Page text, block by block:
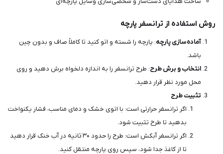
روش استفاده از ترانسفر پارچه
آماده‌سازی پارچه: پارچه را شسته و اتو کنید تا کاملاً صاف و بدون چین
باشد.
انتخاب و برش طرح: طرح ترانسفر را به اندازه دلخواه برش دهید و روی
محل مورد نظر قرار دهید.
تثبیت طرح
اگر ترانسفر حرارتی است: با اتوی خشک و دمای مناسب، فشار یکنواخت
بدهید تا طرح تثبیت شود.
اگر ترانسفر آبکش است: طرح را حدود ۳۰ ثانیه در آب خنک قرار دهید
تا از کاغذ جدا شود، سپس روی پارچه منتقل کنید.